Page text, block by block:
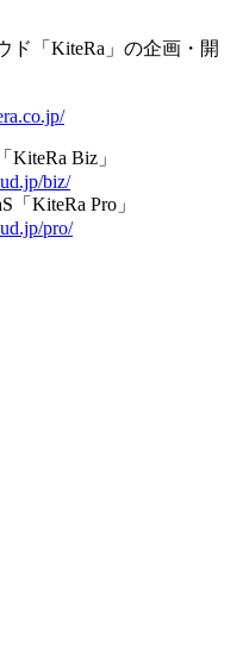
ド「KiteRa」の企画・開
KiteRa Biz」
biz/
「KiteRa Pro」
pro/